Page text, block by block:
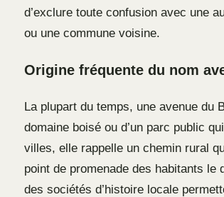
d’exclure toute confusion avec une
ou une commune voisine.
Origine fréquente du nom
La plupart du temps, une avenue du
domaine boisé ou d’un parc public
villes, elle rappelle un chemin rural
point de promenade des habitants
des sociétés d’histoire locale